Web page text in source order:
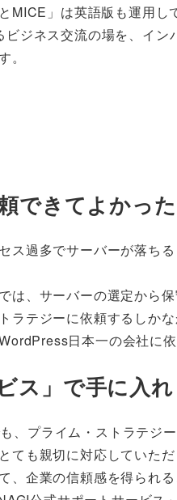
MICE」は英語版も運用し
ジネス交流の場を、イン
。
できてよかっ
ス過多でサーバーが落ち
は、サーバーの選定か
ラテジーに依頼するしか
日本一の会社に
ス」で手に入
、プライム・ストラテ
ても親切に対応してい
、企業の信頼感を得られ